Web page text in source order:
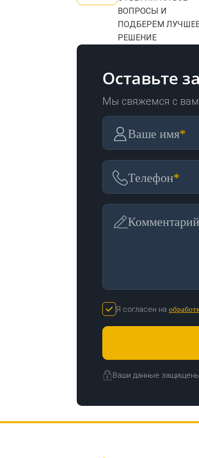
ВОПРОСЫ И
ПОДБЕРЁМ
РЕШЕНИЕ
Оставьте
Мы свяжемся с
Ваше имя*
Телефон*
Комментарий
Я согласен на
Ваши данные